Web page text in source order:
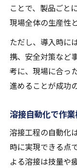
ことで、製品ごと
現場全体の生産性
ただし、導入時に
携、安全対策など
考に、現場に合っ
進めることが成功
溶接自動化で作
溶接工程の自動化
時に実現できる点
よる溶接は技量や